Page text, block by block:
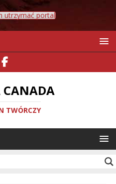
utrzymać portal
CANADA
TWÓRCZY